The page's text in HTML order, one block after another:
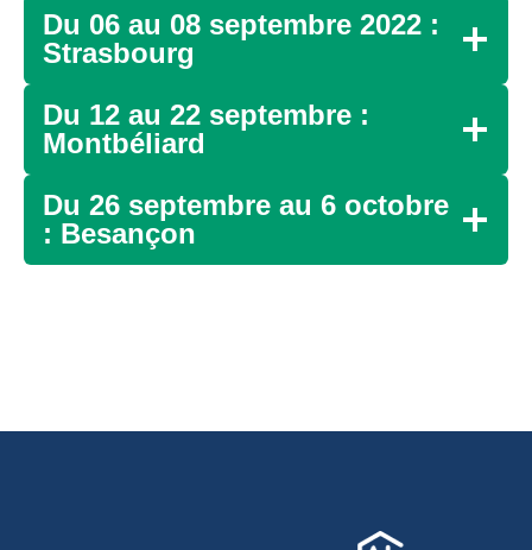
Du 06 au 08 septembre 2022 :
Strasbourg
Du 12 au 22 septembre :
Montbéliard
Du 26 septembre au 6 octobre
: Besançon